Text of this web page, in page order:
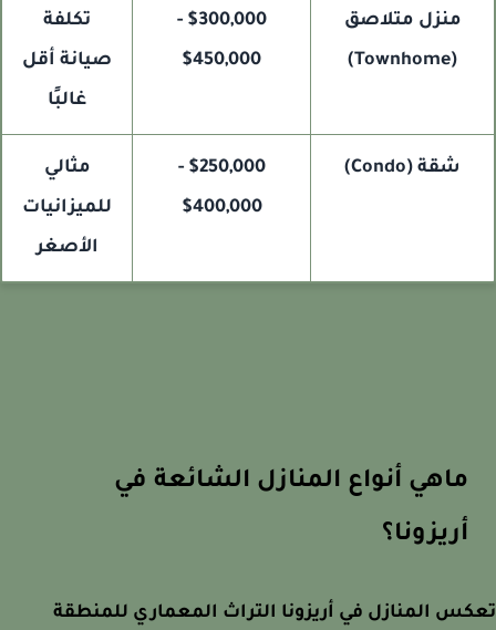
منزل متلاصق
$300,000 -
$450,000
تكلفة
صيانة أقل
غالبًا
شقة (Condo)
$250,000 -
$400,000
مثالي
للميزانيات
الأصغر
ماهي أنواع المنازل الشائعة في
أريزونا؟
المنازل في أريزونا التراث المعماري للمنطقة